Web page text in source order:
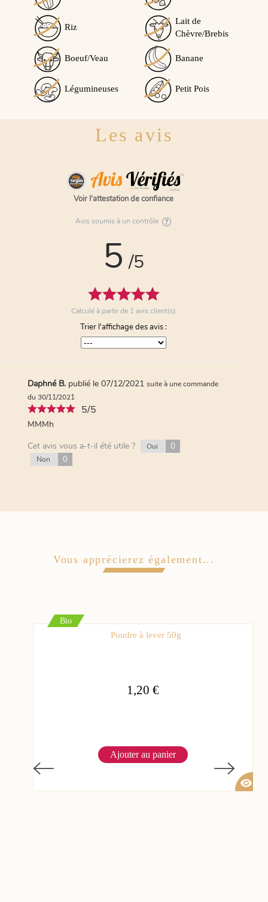
commande du 30/11/2021
MMMh
Cet avis vous a-t-il été utile ?
0
Riz
Lait de
Chèvre/Brebis
Boeuf/Veau Banane
Légumineuses Petit Pois
Les avis
Voir l'attestation de confiance
Avis soumis à un contrôle
5 /5
Calculé à partir de 1 avis client(s)
Trier l'affichage des avis :
Daphné B. publié le 07/12/2021 suite à une commande
du 30/11/2021
5/5
MMMh
Cet avis vous a-t-il été utile ?
Oui 0
Non 0
Vous apprécierez également...
Bio
Poudre à lever 50g
1,20 €
Ajouter au panier
visibility